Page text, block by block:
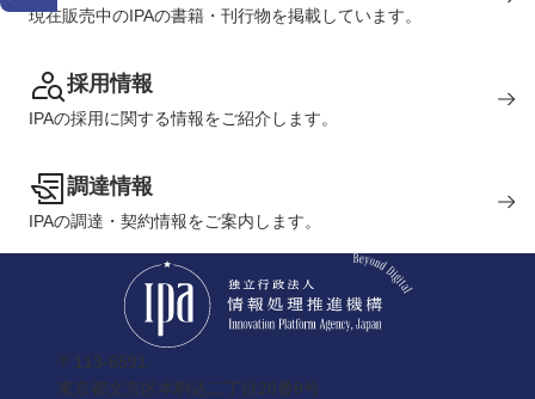
現在販売中のIPAの書籍・刊行物を掲載しています。
採用情報
IPAの採用に関する情報をご紹介します。
調達情報
IPAの調達・契約情報をご案内します。
〒113-6591
東京都文京区本駒込二丁目28番8号